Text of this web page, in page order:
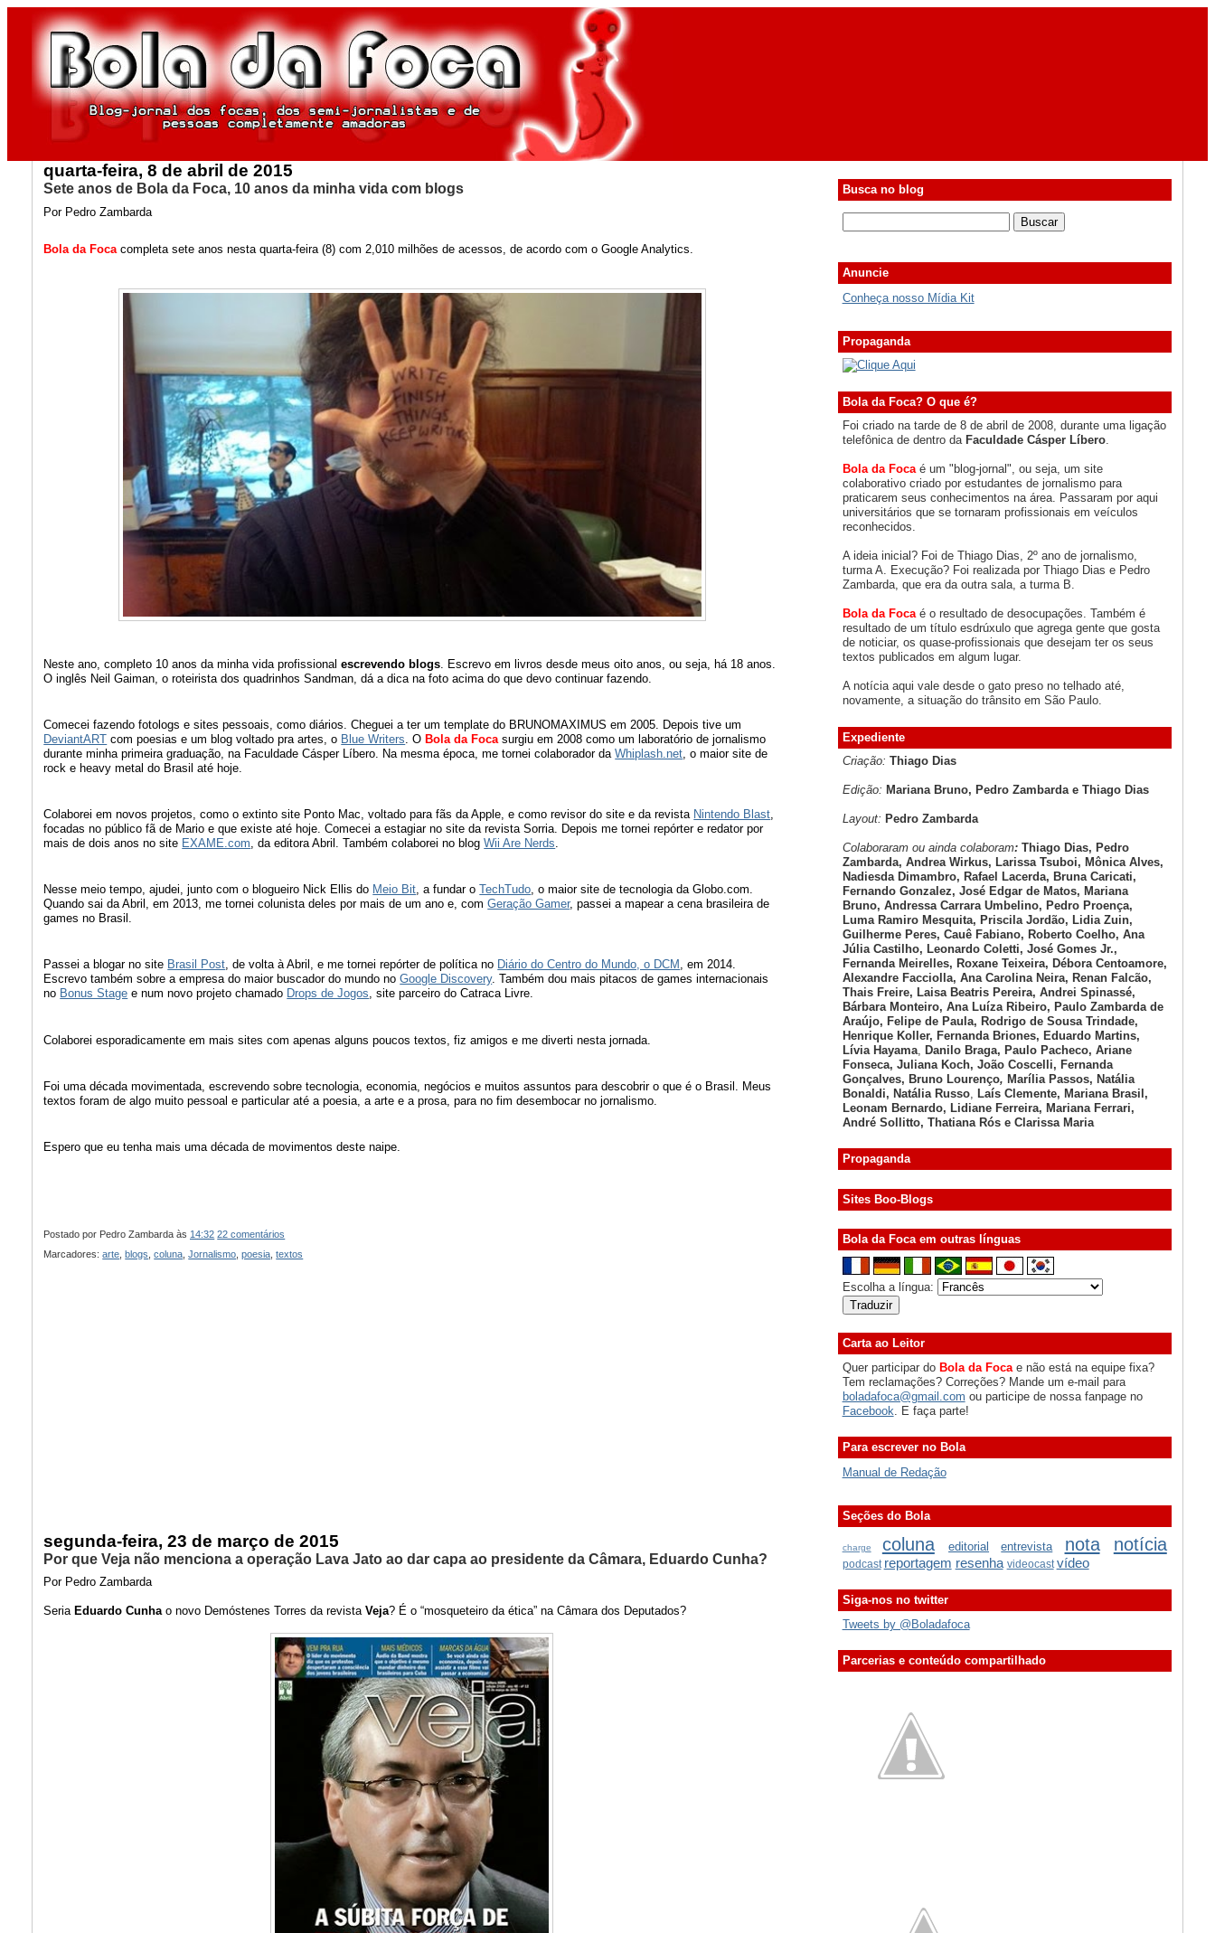
quarta-feira, 8 de abril de 2015
Sete anos de Bola da Foca, 10 anos da minha vida com blogs
Por Pedro Zambarda
Bola da Focacompleta sete anos nesta quarta-feira (8) com 2,010 milhões de acessos, de acordo com o Google Analytics.
Neste ano, completo 10 anos da minha vida profissionalescrevendo blogs . Escrevo em livros desde meus oito anos, ou seja, há 18 anos.
O inglês Neil Gaiman, o roteirista dos quadrinhos Sandman, dá a dica na foto acima do que devo continuar fazendo.
Comecei fazendo fotologs e sites pessoais, como diários. Cheguei a ter um template do BRUNOMAXIMUS em 2005. Depois tive um
DeviantART com poesias e um blog voltado pra artes, o Blue Writers . O Bola da Foca surgiu em 2008 como um laboratório de jornalismo
durante minha primeira graduação, na Faculdade Cásper Líbero. Na mesma época, me tornei colaborador daWhiplash.net , o maior site de
rock e heavy metal do Brasil até hoje.
Colaborei em novos projetos, como o extinto site Ponto Mac, voltado para fãs da Apple, e como revisor do site e da revista Nintendo Blast
focadas no público fã de Mario e que existe até hoje. Comecei a estagiar no site da revista Sorria. Depois me tornei repórter e redator por
mais de dois anos no site EXAME.com , da editora Abril. Também colaborei no blogWii Are Nerds
Nesse meio tempo, ajudei, junto com o blogueiro Nick Ellis do Meio Bit, a fundar oTechTudo, o maior site de tecnologia da Globo.com.
Quando sai da Abril, em 2013, me tornei colunista deles por mais de um ano e, comGeração Gamer, passei a mapear a cena brasileira de
games no Brasil.
Passei a blogar no site Brasil Post, de volta à Abril, e me tornei repórter de política no Diário do Centro do Mundo, o DCM , em 2014.
Escrevo também sobre a empresa do maior buscador do mundo noGoogle Discovery. Também dou mais pitacos de games internacionais
no Bonus Stage e num novo projeto chamado Drops de Jogos, site parceiro do Catraca Livre.
Colaborei esporadicamente em mais sites com apenas alguns poucos textos, fiz amigos e me diverti nesta jornada.
Foi uma década movimentada, escrevendo sobre tecnologia, economia, negócios e muitos assuntos para descobrir o que é o Brasil. Meus
textos foram de algo muito pessoal e particular até a poesia, a arte e a prosa, para no fim desembocar no jornalismo.
Espero que eu tenha mais uma década de movimentos deste naipe.
Postado por Pedro Zambarda às 14:32 22 comentários
Marcadores:arte ,blogs ,coluna ,Jornalismo ,poesia ,textos
segunda-feira, 23 de março de 2015
Por que Veja não menciona a operação Lava Jato ao dar capa ao presidente da Câmara, Eduardo Cunha?
Por Pedro Zambarda
Seria Eduardo Cunhao novo Demóstenes Torres da revistaVeja? É o “mosqueteiro da ética” na Câmara dos Deputados?
Busca no blog
Anuncie
Conheça nosso Mídia Kit
Propaganda
Bola da Foca? O que é?
Foi criado na tarde de 8 de abril de 2008, durante uma ligação
telefônica de dentro da Faculdade Cásper Líbero.
Bola da Foca é um "blog-jornal", ou seja, um site
colaborativo criado por estudantes de jornalismo para
praticarem seus conhecimentos na área. Passaram por aqui
universitários que se tornaram profissionais em veículos
reconhecidos.
A ideia inicial? Foi de Thiago Dias, 2º ano de jornalismo,
turma A. Execução? Foi realizada por Thiago Dias e Pedro
Zambarda, que era da outra sala, a turma B.
Bola da Focaé o resultado de desocupações. Também é
resultado de um título esdrúxulo que agrega gente que gosta
de noticiar, os quase-profissionais que desejam ter os seus
textos publicados em algum lugar.
A notícia aqui vale desde o gato preso no telhado até,
novamente, a situação do trânsito em São Paulo.
Expediente
Criação: Thiago Dias
Edição: Mariana Bruno, Pedro Zambarda e Thiago Dias
Layout: Pedro Zambarda
Colaboraram ou ainda colaboram: Thiago Dias, Pedro
Zambarda, Andrea Wirkus, Larissa Tsuboi, Mônica Alves,
Nadiesda Dimambro, Rafael Lacerda, Bruna Caricati,
Fernando Gonzalez, José Edgar de Matos, Mariana
Bruno, Andressa Carrara Umbelino, Pedro Proença,
Luma Ramiro Mesquita, Priscila Jordão, Lidia Zuin,
Guilherme Peres, Cauê Fabiano, Roberto Coelho, Ana
Júlia Castilho, Leonardo Coletti, José Gomes Jr.,
Fernanda Meirelles, Roxane Teixeira, Débora Centoamore,
Alexandre Facciolla, Ana Carolina Neira, Renan Falcão,
Thais Freire, Laisa Beatris Pereira, Andrei Spinassé,
Bárbara Monteiro, Ana Luíza Ribeiro, Paulo Zambarda de
Araújo, Felipe de Paula, Rodrigo de Sousa Trindade,
Henrique Koller, Fernanda Briones, Eduardo Martins,
Lívia Hayama, Danilo Braga, Paulo Pacheco, Ariane
Fonseca, Juliana Koch, João Coscelli, Fernanda
Gonçalves, Bruno Lourenço, Marília Passos, Natália
Bonaldi, Natália Russo, Laís Clemente, Mariana Brasil,
Leonam Bernardo, Lidiane Ferreira, Mariana Ferrari,
André Sollitto, Thatiana Rós e Clarissa Maria
Propaganda
Sites Boo-Blogs
Bola da Foca em outras línguas
Escolha a língua:
Carta ao Leitor
Quer participar do Bola da Focae não está na equipe fixa?
Tem reclamações? Correções? Mande um e-mail para
boladafoca@gmail.com ou participe de nossa fanpage no
Facebook . E faça parte!
Para escrever no Bola
Manual de Redação
Seções do Bola
charge coluna editorial entrevista nota notícia
podcast reportagem resenha videocast vídeo
Siga-nos no twitter
Tweets by @Boladafoca
Parcerias e conteúdo compartilhado